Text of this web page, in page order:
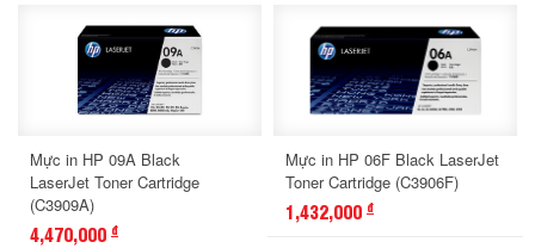
Mực in HP 09A Black
LaserJet Toner Cartridge
(C3909A)
4,470,000 đ
Mực in HP 06F Black LaserJet
Toner Cartridge (C3906F)
1,432,000 đ